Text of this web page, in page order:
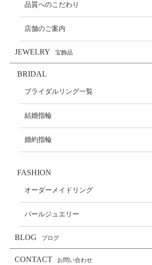
品質へのこだわり
店舗のご案内
JEWELRY 宝飾品
BRIDAL
ブライダルリング一覧
結婚指輪
婚約指輪
FASHION
オーダーメイドリング
パールジュエリー
BLOG ブログ
CONTACT お問い合わせ